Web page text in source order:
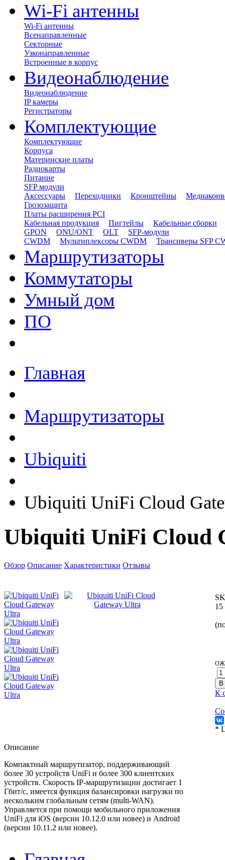
Wi-Fi антенны
Wi-Fi антенны
Всенаправленные
Секторные
Узконаправленные
Встроенные в корпус
Видеонаблюдение
Видеонаблюдение
IP камеры
Регистраторы
Комплектующие
Комплектующие
Корпуса
Материнские платы
Радиокарты
Питание
SFP модули
Аксессуары
Переходники Кронштейны
Грозозащита
Платы расширения PCI
Кабельная продукция
Пигтейлы
Кабельные сборки
GPON
ONU/ONT OLT
SFP-модули
CWDM
Мультиплексоры CWDM Трансиверы SFP
Маршрутизаторы
Коммутаторы
Умный дом
ПО
Главная
Маршрутизаторы
Ubiquiti
Ubiquiti UniFi Cloud
Ubiquiti UniFi Cloud
Обзор Описание Характеристики Отзывы
15
К
*
Описание
Компактный маршрутизатор, поддерживающий
более 30 устройств UniFi и более 300 клиентских
устройств. Скорость IP-маршрутизации достигает 1
Гбит/с, имеется функция балансировки нагрузки по
нескольким глобальным сетям (multi-WAN).
Управляется при помощи мобильного приложения
UniFi для iOS (версии 10.12.0 или новее) и Android
(версии 10.11.2 или новее).